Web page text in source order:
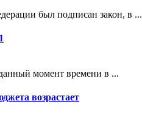
был подписан закон, в ...
момент времени в ...
возрастает